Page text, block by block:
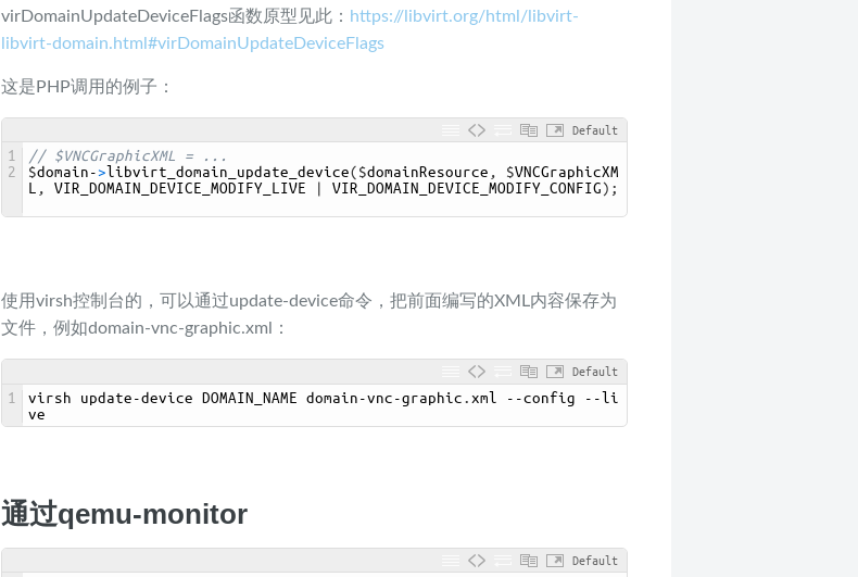
virDomainUpdateDeviceFlags函数原型见此： https://libvirt.org/html/libvirt-
libvirt-domain.html#virDomainUpdateDeviceFlags
这是PHP调用的例子：
Default
1
2
// $VNCGraphicXML = ...
$domain -> libvirt_domain_update_device( $domainResource , $VNCGraphicXM
L , VIR_DOMAIN_DEVICE_MODIFY_LIVE VIR_DOMAIN_DEVICE_MODIFY_CONFIG) ;
使用virsh控制台的，可以通过update-device命令，把前面编写的XML内容保存为
文件，例如domain-vnc-graphic.xml：
Default
1 virsh update -device DOMAIN_NAME domain -vnc -graphic .xml --config --li
ve
通过qemu-monitor
Default